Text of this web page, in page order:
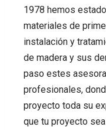
1978 hemos
materiales de
instalación y
de madera y sus
paso estes
profesionales,
proyecto toda su
que tu proyecto